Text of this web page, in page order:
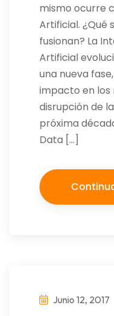
mismo ocurre
Artificial. ¿Qué
fusionan? La
Artificial
una nueva
impacto en los
disrupción de
próxima
Data […]
Junio 12, 2017